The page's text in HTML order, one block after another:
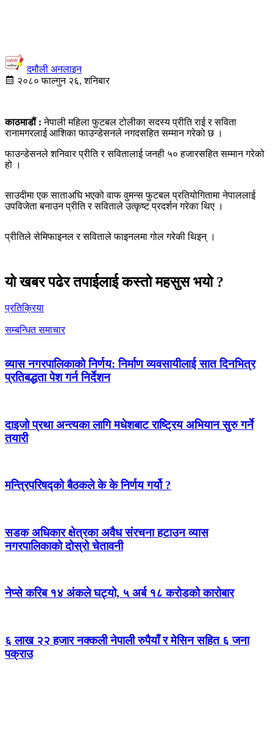
दमौली अनलाइन
२०८० फाल्गुन २६, शनिबार
काठमाडौं :नेपाली महिला फुटबल टोलीका सदस्य प्रीति राई र सविता
रानामगरलाई आशिका फाउन्डेसनले नगदसहित सम्मान गरेको छ ।
फाउन्डेसनले शनिवार प्रीति र सवितालाई जनही ५० हजारसहित सम्मान गरेको
हो ।
साउदीमा एक साताअघि भएको वाफ वुमन्स फुटबल प्रतियोगितामा नेपाललाई
उपविजेता बनाउन प्रीति र सविताले उत्कृष्ट प्रदर्शन गरेका थिए ।
प्रीतिले सेमिफाइनल र सविताले फाइनलमा गोल गरेकी थिइन् ।
यो खबर पढेर तपाईलाई कस्तो महसुस भयो ?
प्रतिक्रिया
सम्बन्धित समाचार
व्यास नगरपालिकाको निर्णय: निर्माण व्यवसायीलाई सात दिनभित्र
प्रतिबद्धता पेश गर्न निर्देशन
दाइजो प्रथा अन्त्यका लागि मधेशबाट राष्ट्रिय अभियान सुरु गर्ने
तयारी
मन्त्रिपरिषद्को बैठकले के के निर्णय गर्यो ?
सडक अधिकार क्षेत्रका अवैध संरचना हटाउन व्यास
नगरपालिकाको दोस्रो चेतावनी
नेप्से करिब १४ अंकले घट्यो, ५ अर्ब १८ करोडको कारोबार
६ लाख २२ हजार नक्कली नेपाली रुपैयाँ र मेसिन सहित ६ जना
पक्राउ